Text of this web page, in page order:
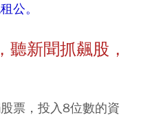
公。
聽新聞抓飆股，
票，投入8位數的資